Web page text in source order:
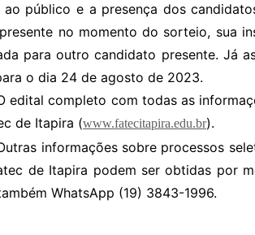
público e a presença dos
no momento do sorteio, sua
para outro candidato presente. Já
o dia 24 de agosto de 2023.
edital completo com todas as
de Itapira (www.fatecitapira.edu.br).
informações sobre processos
de Itapira podem ser obtidas por
WhatsApp (19) 3843-1996.